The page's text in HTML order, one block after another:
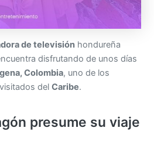
de televisión hondureña
disfrutando de unos días
Colombia, uno de los
delCaribe.
presume su viaje